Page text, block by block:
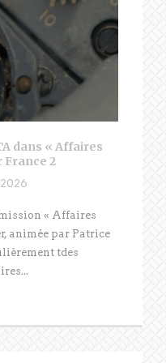
dans « Affaires
France 2
« Affaires
animée par Patrice
tdes